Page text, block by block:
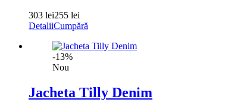
303 lei255 lei
DetaliiCumpără
-13%
Nou
Jacheta Tilly Denim